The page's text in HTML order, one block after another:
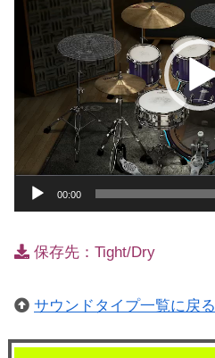
レ
00:00
保存先：Tight/Dry
サウンドタイプ一覧に戻る